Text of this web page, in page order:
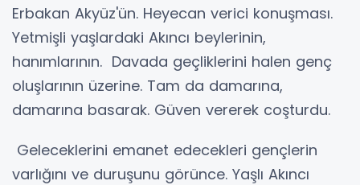
Erbakan Akyüz'ün. Heyecan verici konuşması.
Yetmişli yaşlardaki Akıncı beylerinin,
hanımlarının. Davada geçliklerini halen genç
oluşlarının üzerine. Tam da damarına,
damarına basarak. Güven vererek coşturdu.
Geleceklerini emanet edecekleri gençlerin
varlığını ve duruşunu görünce. Yaşlı Akıncı